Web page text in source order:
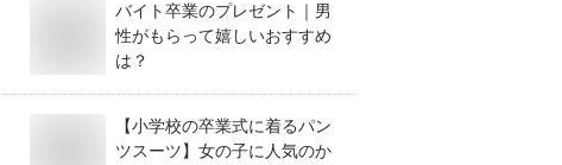
バイト卒業のプレゼント｜男
性がもらって嬉しいおすすめ
は？
【小学校の卒業式に着るパン
ツスーツ】女の子に人気のか